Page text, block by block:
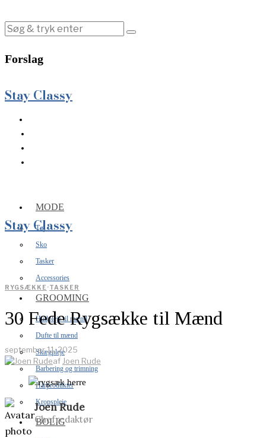
Forslag
Stay Classy
MODE
Tøj
Sko
Tasker
Accessories
GROOMING
Hudpleje til mænd
Dufte til mænd
Skægpleje
Barbering og trimning
Hårprodukter
Kropspleje
BOLIG
Stay Classy
RYGSÆKKE ·TASKER
30 Fede Rygsække til Mænd
september 11, 2025
afJoen Rude
Joen Rude
Chefredaktør